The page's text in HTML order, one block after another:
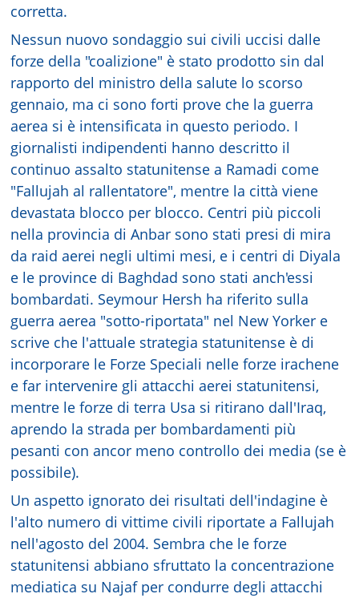
corretta.
Nessun nuovo sondaggio sui civili uccisi dalle
forze della "coalizione" è stato prodotto sin dal
rapporto del ministro della salute lo scorso
gennaio, ma ci sono forti prove che la guerra
aerea si è intensificata in questo periodo. I
giornalisti indipendenti hanno descritto il
continuo assalto statunitense a Ramadi come
"Fallujah al rallentatore", mentre la città viene
devastata blocco per blocco. Centri più piccoli
nella provincia di Anbar sono stati presi di mira
da raid aerei negli ultimi mesi, e i centri di Diyala
e le province di Baghdad sono stati anch'essi
bombardati. Seymour Hersh ha riferito sulla
guerra aerea "sotto-riportata" nel New Yorker e
scrive che l'attuale strategia statunitense è di
incorporare le Forze Speciali nelle forze irachene
e far intervenire gli attacchi aerei statunitensi,
mentre le forze di terra Usa si ritirano dall'Iraq,
aprendo la strada per bombardamenti più
pesanti con ancor meno controllo dei media (se è
possibile).
Un aspetto ignorato dei risultati dell'indagine è
l'alto numero di vittime civili riportate a Fallujah
nell'agosto del 2004. Sembra che le forze
statunitensi abbiano sfruttato la concentrazione
mediatica su Najaf per condurre degli attacchi